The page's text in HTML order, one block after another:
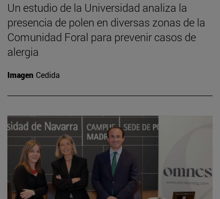
Un estudio de la Universidad analiza la
presencia de polen en diversas zonas de la
Comunidad Foral para prevenir casos de
alergia
Imagen Cedida